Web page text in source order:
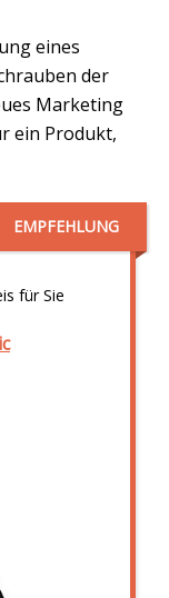
eines
der
Marketing
ein Produkt,
EMPFEHLUNG
für Sie